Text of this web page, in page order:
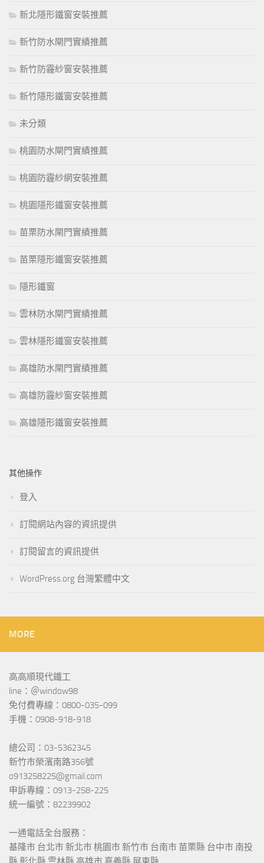
新北隱形鐵窗安裝推薦
新竹防水閘門實績推薦
新竹防霾紗窗安裝推薦
新竹隱形鐵窗安裝推薦
未分類
桃園防水閘門實績推薦
桃園防霾紗網安裝推薦
桃園隱形鐵窗安裝推薦
苗栗防水閘門實績推薦
苗栗隱形鐵窗安裝推薦
隱形鐵窗
雲林防水閘門實績推薦
雲林隱形鐵窗安裝推薦
高雄防水閘門實績推薦
高雄防霾紗窗安裝推薦
高雄隱形鐵窗安裝推薦
其他操作
登入
訂閱網站內容的資訊提供
訂閱留言的資訊提供
WordPress.org 台灣繁體中文
MORE
高高順現代鐵工
line：＠window98
免付費專線：0800-035-099
手機：0908-918-918
總公司：03-5362345
新竹市榮濱南路356號
o913258225@gmail.com
申訴專線：0913-258-225
統一編號：82239902
一通電話全台服務：
基隆市 台北市 新北市 桃園市 新竹市 台南市 苗栗縣 台中市 南投